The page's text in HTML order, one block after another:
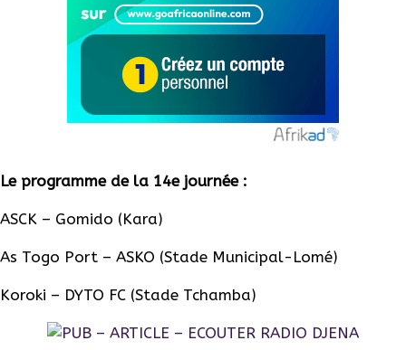
Le programme de la 14e journée :
ASCK – Gomido (Kara)
As Togo Port – ASKO (Stade Municipal-Lomé)
Koroki – DYTO FC (Stade Tchamba)